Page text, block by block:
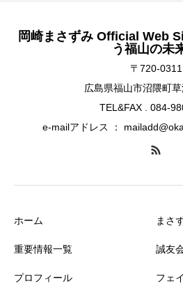
岡崎まさずみ Official Web
う福山の未
〒720-0311
広島県福山市沼隈町
TEL&FAX . 084-
e-mailアドレス ：
ホーム
重要情報一覧
プロフィール
まさ
誠友
フェ